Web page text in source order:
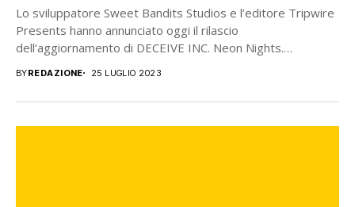
Lo sviluppatore Sweet Bandits Studios e l’editore Tripwire
Presents hanno annunciato oggi il rilascio
dell’aggiornamento di DECEIVE INC. Neon Nights.
BYREDAZIONE 25 LUGLIO 2023